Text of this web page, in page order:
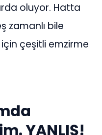
oluyor. Hatta
zamanlı bile
çeşitli emzirme
YANLIŞ!